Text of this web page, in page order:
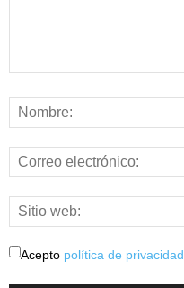
Acepto política de privacidad